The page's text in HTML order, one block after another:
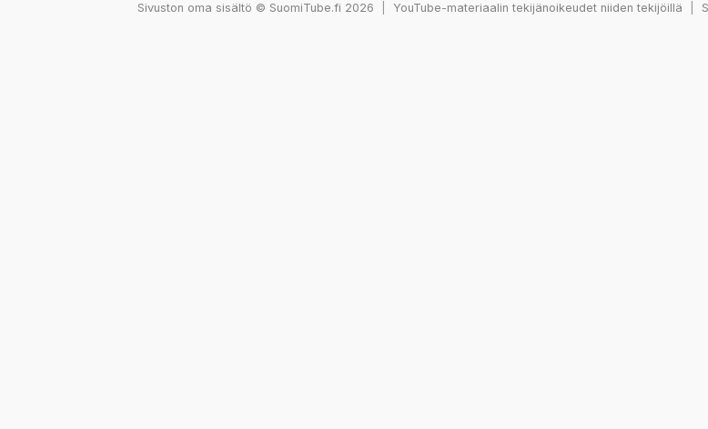
Sivuston oma sisältö © SuomiTube.fi 2026 YouTube-materiaalin tekijänoikeudet niiden tekijöillä